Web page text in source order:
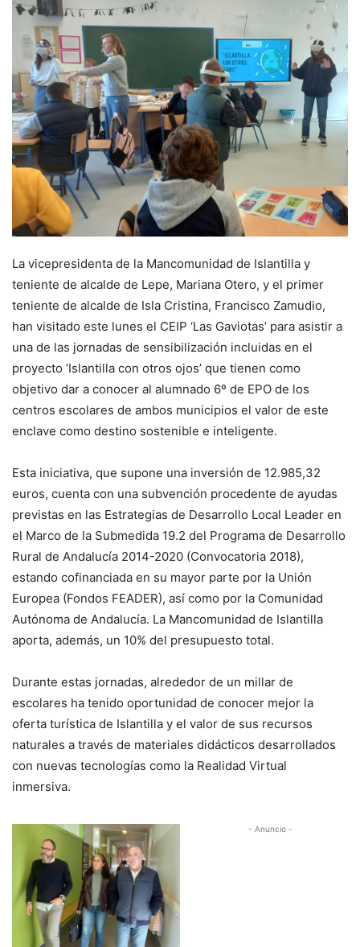
La vicepresidenta de la Mancomunidad de Islantilla y
teniente de alcalde de Lepe, Mariana Otero, y el primer
teniente de alcalde de Isla Cristina, Francisco Zamudio,
han visitado este lunes el CEIP ‘Las Gaviotas’ para asistir a
una de las jornadas de sensibilización incluidas en el
proyecto ‘Islantilla con otros ojos’ que tienen como
objetivo dar a conocer al alumnado 6º de EPO de los
centros escolares de ambos municipios el valor de este
enclave como destino sostenible e inteligente.
Esta iniciativa, que supone una inversión de 12.985,32
euros, cuenta con una subvención procedente de ayudas
previstas en las Estrategias de Desarrollo Local Leader en
el Marco de la Submedida 19.2 del Programa de Desarrollo
Rural de Andalucía 2014-2020 (Convocatoria 2018),
estando cofinanciada en su mayor parte por la Unión
Europea (Fondos FEADER), así como por la Comunidad
Autónoma de Andalucía. La Mancomunidad de Islantilla
aporta, además, un 10% del presupuesto total.
Durante estas jornadas, alrededor de un millar de
escolares ha tenido oportunidad de conocer mejor la
oferta turística de Islantilla y el valor de sus recursos
naturales a través de materiales didácticos desarrollados
con nuevas tecnologías como la Realidad Virtual
inmersiva.
- Anuncio -